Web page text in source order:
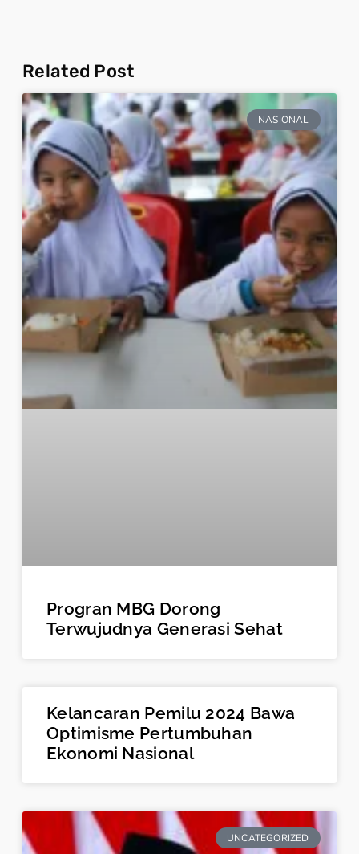
Related Post
NASIONAL
Progran MBG Dorong
Terwujudnya Generasi Sehat
Kelancaran Pemilu 2024 Bawa
Optimisme Pertumbuhan
Ekonomi Nasional
UNCATEGORIZED